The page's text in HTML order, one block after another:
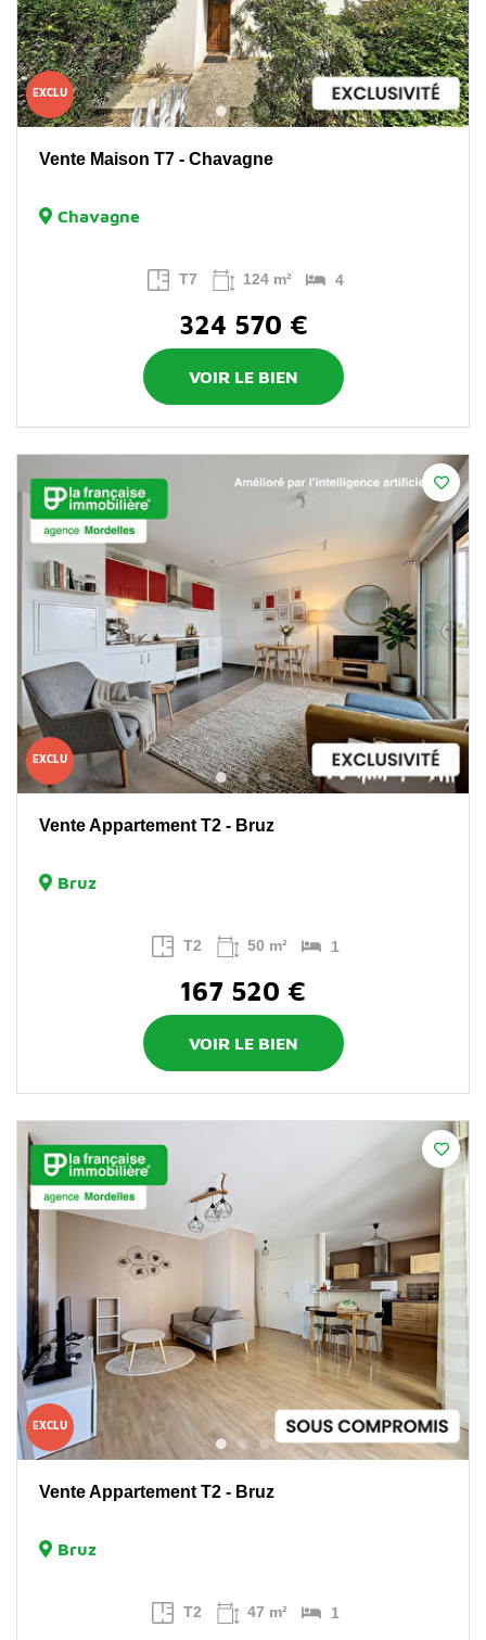
EXCLU
Vente Maison T7 - Chavagne
Chavagne
T7 124 m² 4
324 570 €
VOIR LE BIEN
EXCLU
Vente Appartement T2 - Bruz
Bruz
T2 50 m² 1
167 520 €
VOIR LE BIEN
EXCLU
Vente Appartement T2 - Bruz
Bruz
T2 47 m² 1